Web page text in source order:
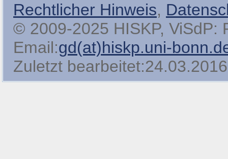
Rechtlicher Hinweis,
© 2009-2025 HISKP, ViSdP:
Email:gd(at)hiskp.uni-
Zuletzt